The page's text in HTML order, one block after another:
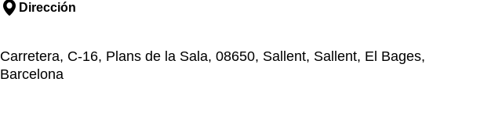
Dirección
Carretera, C-16, Plans de la Sala, 08650, Sallent, Sallent, El Bages,
Barcelona